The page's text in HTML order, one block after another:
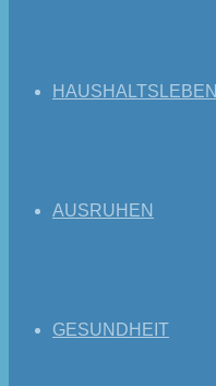
HAUSHALTSLEBEN
AUSRUHEN
GESUNDHEIT